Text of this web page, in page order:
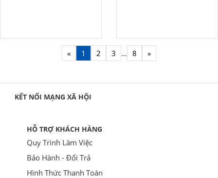
« 1 2 3 ... 8 »
KẾT NỐI MẠNG XÃ HỘI
HỖ TRỢ KHÁCH HÀNG
Quy Trình Làm Việc
Bảo Hành - Đổi Trả
Hình Thức Thanh Toán